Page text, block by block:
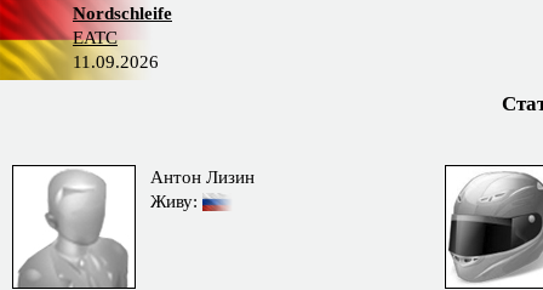
Nordschleife
EATC
11.09.2026
Антон Лизин
Живу: